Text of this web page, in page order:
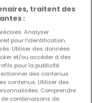
à proximité
pour plus
traitent des
:
Analyser
pour l’identification.
Utiliser des données
et/ou accéder à des
pour la publicité
des contenus
contenus. Utiliser des
Comprendre
combinaisons de